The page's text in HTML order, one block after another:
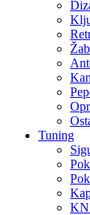
Tuning